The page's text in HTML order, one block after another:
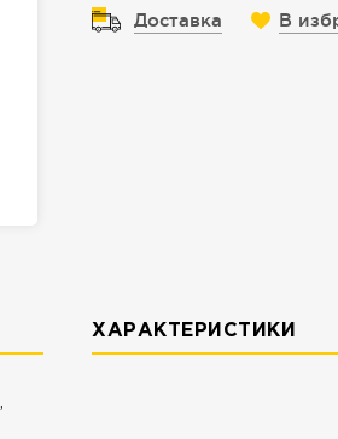
Доставка В
ХАРАКТЕРИСТИКИ